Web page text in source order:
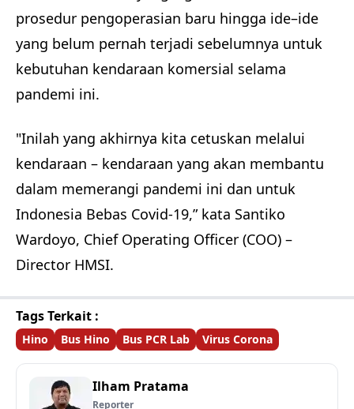
prosedur pengoperasian baru hingga ide–ide
yang belum pernah terjadi sebelumnya untuk
kebutuhan kendaraan komersial selama
pandemi ini.
"Inilah yang akhirnya kita cetuskan melalui
kendaraan – kendaraan yang akan membantu
dalam memerangi pandemi ini dan untuk
Indonesia Bebas Covid-19,” kata Santiko
Wardoyo, Chief Operating Officer (COO) –
Director HMSI.
Tags Terkait :
Hino Bus Hino Bus PCR Lab Virus Corona
Ilham Pratama
Reporter